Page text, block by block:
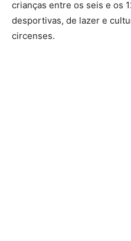
crianças entre os seis e os
desportivas, de lazer e
circenses.